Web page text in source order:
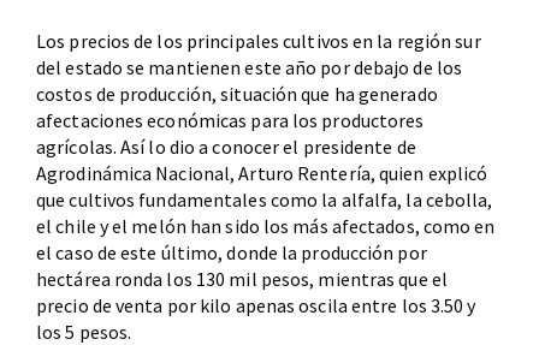
Los precios de los principales cultivos en la región sur
del estado se mantienen este año por debajo de los
costos de producción, situación que ha generado
afectaciones económicas para los productores
agrícolas. Así lo dio a conocer el presidente de
Agrodinámica Nacional, Arturo Rentería, quien explicó
que cultivos fundamentales como la alfalfa, la cebolla,
el chile y el melón han sido los más afectados, como en
el caso de este último, donde la producción por
hectárea ronda los 130 mil pesos, mientras que el
precio de venta por kilo apenas oscila entre los 3.50 y
los 5 pesos.